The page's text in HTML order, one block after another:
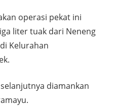
operasi pekat ini
liter tuak dari Neneng
Kelurahan
diamankan